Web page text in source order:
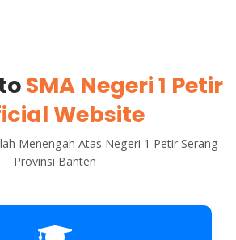
SMA Negeri 1 Petir
Website
Menengah Atas Negeri 1 Petir Serang
Provinsi Banten